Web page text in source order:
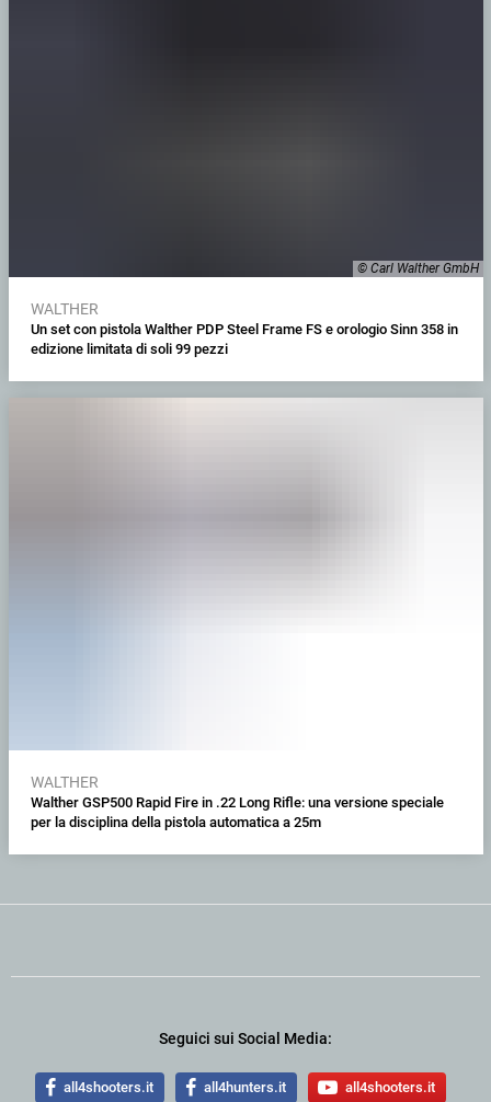
© Carl Walther GmbH
WALTHER
Un set con pistola Walther PDP Steel Frame FS e orologio Sinn 358 in
edizione limitata di soli 99 pezzi
WALTHER
Walther GSP500 Rapid Fire in .22 Long Rifle: una versione speciale
per la disciplina della pistola automatica a 25m
Seguici sui Social Media:
all4shooters.it all4hunters.it all4shooters.it